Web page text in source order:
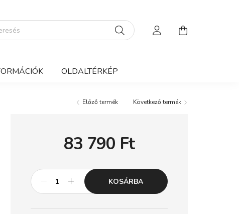
OLDALTÉRKÉP
Előző termék Következő termék
83 790 Ft
KOSÁRBA